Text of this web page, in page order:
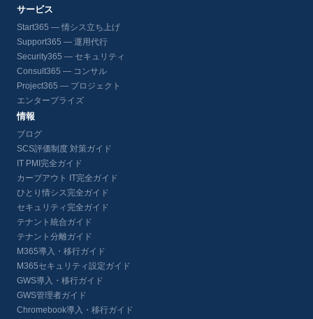
サービス
Start365 — 情シス立ち上げ
Support365 — 運用代行
Security365 — セキュリティ
Consult365 — コンサル
Project365 — プロジェクト
エンタープライズ
情報
ブログ
SCS評価制度 対策ガイド
IT PMI完全ガイド
カーブアウト IT完全ガイド
ひとり情シス完全ガイド
セキュリティ完全ガイド
テナント統合ガイド
テナント分離ガイド
M365導入・移行ガイド
M365セキュリティ設定ガイド
GWS導入・移行ガイド
GWS管理者ガイド
Chromebook導入・移行ガイド